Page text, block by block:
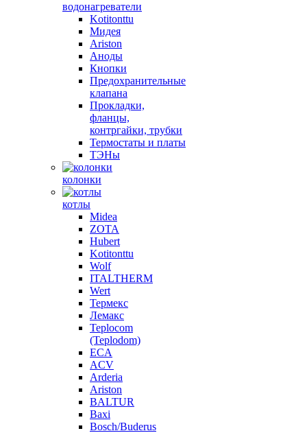
водонагреватели
Kotitonttu
Мидея
Ariston
Аноды
Кнопки
Предохранительные
клапана
Прокладки,
фланцы,
контргайки, трубки
Термостаты и платы
ТЭНы
колонки
котлы
Midea
ZOTA
Hubert
Kotitonttu
Wolf
ITALTHERM
Wert
Термекс
Лемакс
Teplocom
(Teplodom)
ECA
ACV
Arderia
Ariston
BALTUR
Baxi
Bosch/Buderus